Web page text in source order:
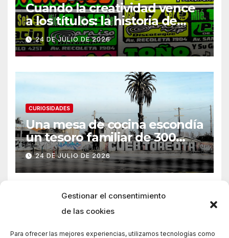
Gestionar el consentimiento
de las cookies
Para ofrecer las mejores experiencias, utilizamos tecnologías como
Cuando la creatividad vence
a los títulos: la historia de
Armani
24 DE JULIO DE 2026
CURIOSIDADES
Una mesa de cocina escondía
un tesoro familiar de 300
años
24 DE JULIO DE 2026